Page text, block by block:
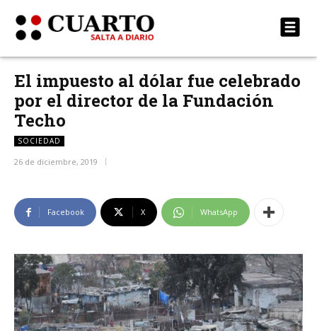
El impuesto al dólar fue celebrado
por el director de la Fundación
Techo
SOCIEDAD
26 de diciembre, 2019
Facebook X WhatsApp